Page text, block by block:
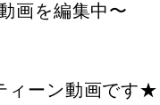
画を編集中〜
ィーン動画です★